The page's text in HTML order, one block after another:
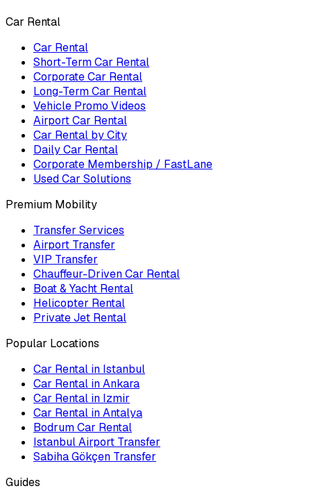
Car Rental
Car Rental
Short-Term Car Rental
Corporate Car Rental
Long-Term Car Rental
Vehicle Promo Videos
Airport Car Rental
Car Rental by City
Daily Car Rental
Corporate Membership / FastLane
Used Car Solutions
Premium Mobility
Transfer Services
Airport Transfer
VIP Transfer
Chauffeur-Driven Car Rental
Boat & Yacht Rental
Helicopter Rental
Private Jet Rental
Popular Locations
Car Rental in Istanbul
Car Rental in Ankara
Car Rental in Izmir
Car Rental in Antalya
Bodrum Car Rental
Istanbul Airport Transfer
Sabiha Gökçen Transfer
Guides